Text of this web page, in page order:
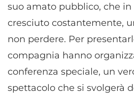
suo amato pubblico, che
cresciuto costantemente,
non perdere. Per
compagnia hanno
conferenza speciale, un
spettacolo che si svolgerà